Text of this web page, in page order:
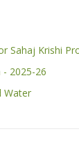
Sahaj Krishi
- 2025-26
Water